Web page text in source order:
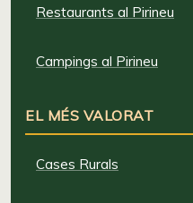
Restaurants al Pirineu
Campings al Pirineu
EL MÉS VALORAT
Cases Rurals